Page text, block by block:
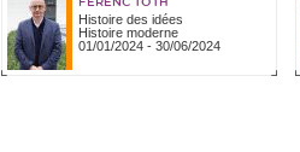
FERENC TOTH
Histoire des idées
Histoire moderne
01/01/2024- 30/06/2024